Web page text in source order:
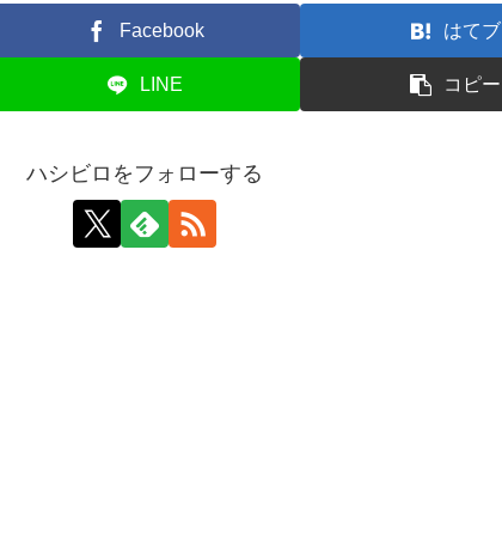
Facebook はてブ
LINE コピー
ハシビロをフォローする